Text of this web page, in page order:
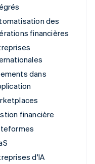
des
financières
dans
financière
d'IA